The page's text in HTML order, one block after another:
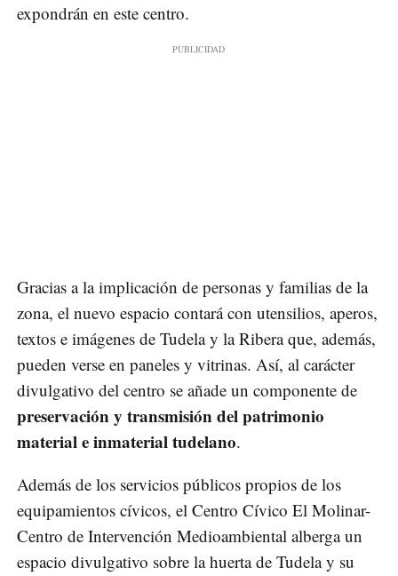
expondrán en este centro.
Gracias a la implicación de personas y familias de la
zona, el nuevo espacio contará con utensilios, aperos,
textos e imágenes de Tudela y la Ribera que, además,
pueden verse en paneles y vitrinas. Así, al carácter
divulgativo del centro se añade un componente de
preservación y transmisión del patrimonio
material e inmaterial tudelano.
Además de los servicios públicos propios de los
equipamientos cívicos, el Centro Cívico El Molinar-
Centro de Intervención Medioambiental alberga un
espacio divulgativo sobre la huerta de Tudela y su